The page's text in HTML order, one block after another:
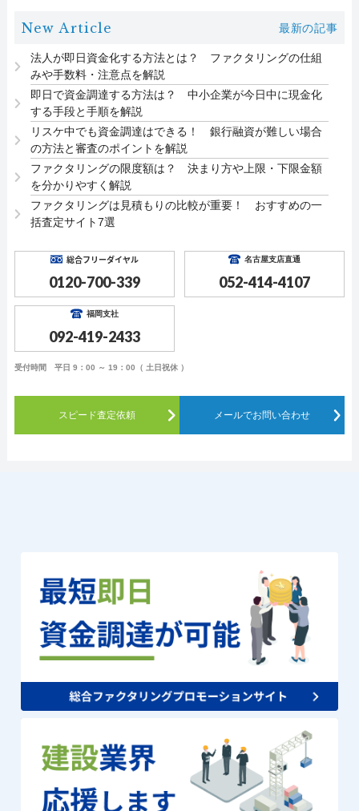
New Article 最新の記事
法人が即日資金化する方法とは？ ファクタリングの仕組
みや手数料・注意点を解説
即日で資金調達する方法は？ 中小企業が今日中に現金化
する手段と手順を解説
リスケ中でも資金調達はできる！ 銀行融資が難しい場合
の方法と審査のポイントを解説
ファクタリングの限度額は？ 決まり方や上限・下限金額
を分かりやすく解説
ファクタリングは見積もりの比較が重要！ おすすめの一
括査定サイト7選
総合フリーダイヤル
0120-700-339
名古屋支店直通
052-414-4107
福岡支社
092-419-2433
受付時間 平日 9：00 ～ 19：00（ 土日祝休 ）
スピード査定依頼 メールでお問い合わせ